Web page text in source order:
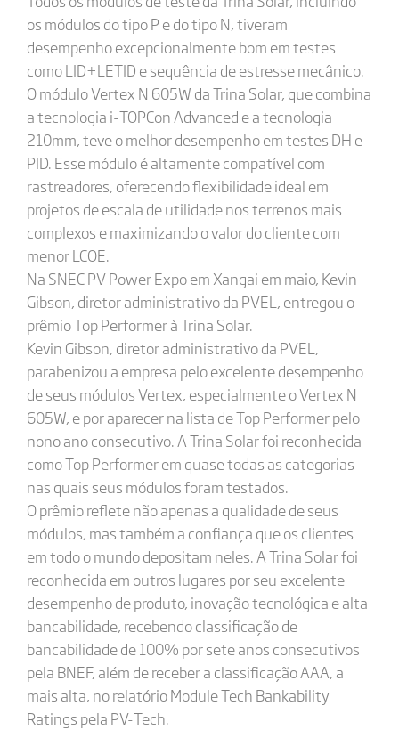
os módulos do tipo P e do tipo N, tiveram
desempenho excepcionalmente bom em testes
como LID+LETID e sequência de estresse mecânico.
O módulo Vertex N 605W da Trina Solar, que combina
a tecnologia i-TOPCon Advanced e a tecnologia
210mm, teve o melhor desempenho em testes DH e
PID. Esse módulo é altamente compatível com
rastreadores, oferecendo flexibilidade ideal em
projetos de escala de utilidade nos terrenos mais
complexos e maximizando o valor do cliente com
menor LCOE.
Na SNEC PV Power Expo em Xangai em maio, Kevin
Gibson, diretor administrativo da PVEL, entregou o
prêmio Top Performer à Trina Solar.
Kevin Gibson, diretor administrativo da PVEL,
parabenizou a empresa pelo excelente desempenho
de seus módulos Vertex, especialmente o Vertex N
605W, e por aparecer na lista de Top Performer pelo
nono ano consecutivo. A Trina Solar foi reconhecida
como Top Performer em quase todas as categorias
nas quais seus módulos foram testados.
O prêmio reflete não apenas a qualidade de seus
módulos, mas também a confiança que os clientes
em todo o mundo depositam neles. A Trina Solar foi
reconhecida em outros lugares por seu excelente
desempenho de produto, inovação tecnológica e alta
bancabilidade, recebendo classificação de
bancabilidade de 100% por sete anos consecutivos
pela BNEF, além de receber a classificação AAA, a
mais alta, no relatório Module Tech Bankability
Ratings pela PV-Tech.